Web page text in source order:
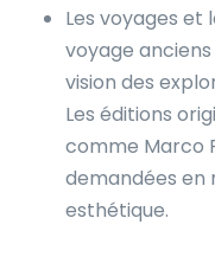
Les voyages et
voyage
vision des
Les éditions
comme Marco
demandées en
esthétique.